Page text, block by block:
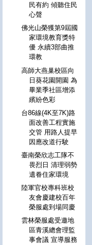
民有約 傾聽住民
心聲
佛光山榮獲第9屆國
家環境教育獎特
優 永續3部曲推
環教
高師大燕巢校區向
日葵花園開園 為
畢業季社區增添
繽紛色彩
台86線(4K至7K)路
面改善工程實施
交管 用路人提早
因應改道行駛
臺南榮欣志工隊不
畏烈日 清理弱勢
遺眷住家環境
陸軍官校專科班校
友會慶建校百年
榮服處到場同慶
雲林榮服處受邀地
區青溪總會理監
事會議 宣導服務